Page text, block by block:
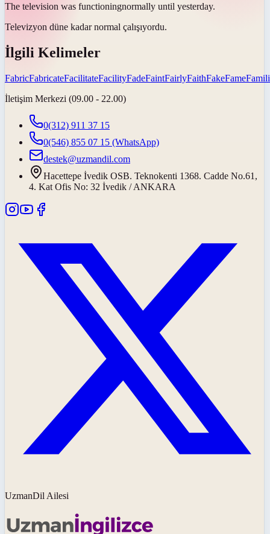
The television was functioningnormally until yesterday.
Televizyon düne kadar normal çalışıyordu.
İlgili Kelimeler
FabricFabricateFacilitateFacilityFadeFaintFairlyFaithFakeFame
İletişim Merkezi (09.00 - 22.00)
0(312) 911 37 15
0(546) 855 07 15 (WhatsApp)
destek@uzmandil.com
Hacettepe İvedik OSB. Teknokenti 1368. Cadde No.61,
4. Kat Ofis No: 32 İvedik / ANKARA
UzmanDil Ailesi